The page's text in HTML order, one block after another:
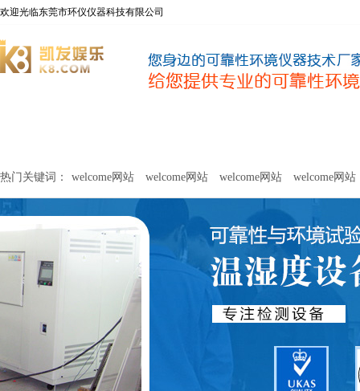
欢迎光临东莞市环仪仪器科技有限公司
关于环仪 联系环仪
热门关键词： welcome网站 welcome网站 welcome网站 welcome网站
网站 welcome网站